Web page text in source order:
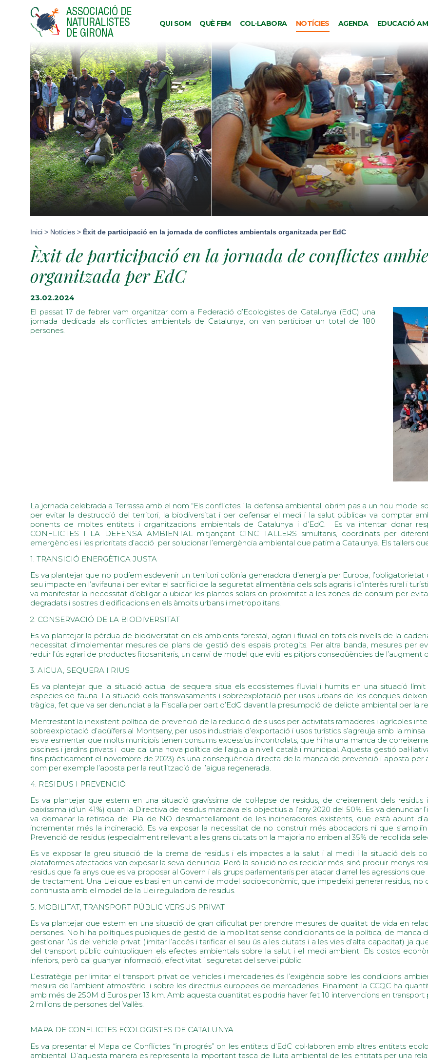
QUI SOM QUÈ FEM COL·LABORA NOTÍCIES AGENDA EDUCACIÓ
Inici > Notícies > Èxit de participació en la jornada de conflictes ambientals organitzada per EdC
Èxit de participació en la jornada de conflictes
organitzada per EdC
23.02.2024
El passat 17 de febrer vam organitzar com a Federació d’Ecologistes de Catalunya (EdC) una
jornada dedicada als conflictes ambientals de Catalunya, on van participar un total de 180
persones.
La jornada celebrada a Terrassa amb el nom “Els conflictes i la defensa ambiental, obrim pas a un nou model
per evitar la destrucció del territori, la biodiversitat i per defensar el medi i la salut pública» va comptar
ponents de moltes entitats i organitzacions ambientals de Catalunya i d’EdC. Es va intentar donar
CONFLICTES I LA DEFENSA AMBIENTAL mitjançant CINC TALLERS simultanis, coordinats per
emergències i les prioritats d’acció per solucionar l’emergència ambiental que patim a Catalunya. Els tallers
1. TRANSICIÓ ENERGÈTICA JUSTA
Es va plantejar que no podíem esdevenir un territori colònia generadora d’energia per Europa,
seu impacte en l’avifauna i per evitar el sacrifici de la seguretat alimentària dels sols agraris i d’interès rural i
va manifestar la necessitat d’obligar a ubicar les plantes solars en proximitat a les zones de consum per
degradats i sostres d’edificacions en els àmbits urbans i metropolitans.
2. CONSERVACIÓ DE LA BIODIVERSITAT
Es va plantejar la pèrdua de biodiversitat en els ambients forestal, agrari i fluvial en tots els nivells de la
necessitat d’implementar mesures de plans de gestió dels espais protegits. Per altra banda, mesures per
reduir l’ús agrari de productes fitosanitaris, un canvi de model que eviti les pitjors conseqüències de l’augment
3. AIGUA, SEQUERA I RIUS
Es va plantejar que la situació actual de sequera situa els ecosistemes fluvial i humits en una situació
especies de fauna. La situació dels transvasaments i sobreexplotació per usos urbans de les conques
tràgica, fet que va ser denunciat a la Fiscalia per part d’EdC davant la presumpció de delicte ambiental per la
Mentrestant la inexistent política de prevenció de la reducció dels usos per activitats ramaderes i agrícoles
sobreexplotació d’aqüífers al Montseny, per usos industrials d’exportació i usos turístics s’agreuja amb la
es va esmentar que molts municipis tenen consums excessius incontrolats, que hi ha una manca de
piscines i jardins privats i que cal una nova política de l’aigua a nivell català i municipal. Aquesta gestió
fins pràcticament el novembre de 2023) és una conseqüència directa de la manca de prevenció i aposta per
com per exemple l’aposta per la reutilització de l’aigua regenerada.
4. RESIDUS I PREVENCIÓ
Es va plantejar que estem en una situació gravíssima de col·lapse de residus, de creixement dels
baixíssima (d’un 41%) quan la Directiva de residus marcava els objectius a l’any 2020 del 50%. Es va
va demanar la retirada del Pla de NO desmantellament de les incineradores existents, que està apunt
incrementar més la incineració. Es va exposar la necessitat de no construir més abocadors ni que
Prevenció de residus (especialment rellevant a les grans ciutats on la majoria no arriben al 35% de recollida
Es va exposar la greu situació de la crema de residus i els impactes a la salut i al medi i la situació dels
plataformes afectades van exposar la seva denuncia. Però la solució no es reciclar més, sinó produir menys
residus que fa anys que es va proposar al Govern i als grups parlamentaris per atacar d’arrel les agressions
de tractament. Una Llei que es basi en un canvi de model socioeconòmic, que impedeixi generar residus,
continuista amb el model de la Llei reguladora de residus.
5. MOBILITAT, TRANSPORT PÚBLIC VERSUS PRIVAT
Es va plantejar que estem en una situació de gran dificultat per prendre mesures de qualitat de vida en
persones. No hi ha polítiques publiques de gestió de la mobilitat sense condicionants de la política, de manca
gestionar l’ús del vehicle privat (limitar l’accés i tarificar el seu ús a les ciutats i a les vies d’alta capacitat) ja
del transport públic quintupliquen els efectes ambientals sobre la salut i el medi ambient. Els costos
inferiors, però cal guanyar informació, efectivitat i seguretat del servei públic.
L’estratègia per limitar el transport privat de vehicles i mercaderies és l’exigència sobre les condicions
mesura de l’ambient atmosfèric, i sobre les directrius europees de mercaderies. Finalment la CCQC ha
amb més de 250M d’Euros per 13 km. Amb aquesta quantitat es podria haver fet 10 intervencions en
2 milions de persones del Vallès.
MAPA DE CONFLICTES ECOLOGISTES DE CATALUNYA
Es va presentar el Mapa de Conflictes “in progrés” on les entitats d’EdC col·laboren amb altres entitats
ambiental. D’aquesta manera es representa la important tasca de lluita ambiental de les entitats per una